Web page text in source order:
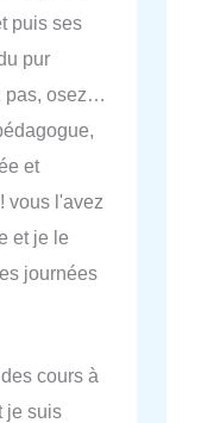
puis ses
pur
osez…
et
vous l'avez
et je le
journées
cours à
je suis